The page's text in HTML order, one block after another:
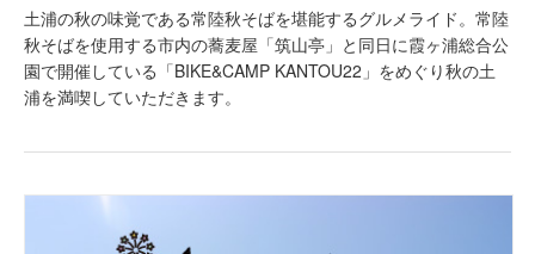
土浦の秋の味覚である常陸秋そばを堪能するグルメライド。常陸
秋そばを使用する市内の蕎麦屋「筑山亭」と同日に霞ヶ浦総合公
園で開催している「BIKE&CAMP KANTOU22」をめぐり秋の土
浦を満喫していただきます。